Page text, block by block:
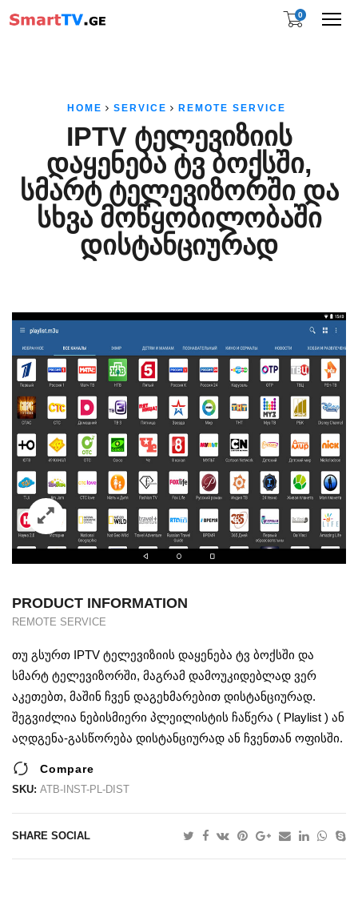
0
HOME SERVICE REMOTE SERVICE
IPTV ᲢᲔᲚᲔᲕᲘᲖᲘᲘᲡ
ᲓᲐᲧᲔᲜᲔᲑᲐ ᲢᲕ ᲑᲝᲥᲡᲨᲘ,
ᲡᲛᲐᲠᲢ ᲢᲔᲚᲔᲕᲘᲖᲝᲠᲨᲘ ᲓᲐ
ᲡᲮᲕᲐ ᲛᲝᲬᲧᲝᲑᲘᲚᲝᲑᲐᲨᲘ
ᲓᲘᲡᲢᲐᲜᲪᲘᲣᲠᲐᲓ
PRODUCT INFORMATION
REMOTE SERVICE
თუ გსურთ IPTV ტელევიზიის დაყენება ტვ ბოქსში და
სმარტ ტელევიზორში, მაგრამ დამოუკიდებლად ვერ
აკეთებთ, მაშინ ჩვენ დაგეხმარებით დისტანციურად.
შეგვიძლია ნებისმიერი პლეილისტის ჩაწერა ( Playlist ) ან
აღდგენა-გასწორება დისტანციურად ან ჩვენთან ოფისში.
Compare
SKU: ATB-INST-PL-DIST
SHARE SOCIAL